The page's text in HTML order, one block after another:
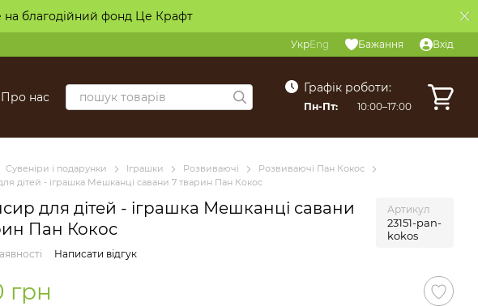
на благодійний фонд Це Крафт
УкрEng Бажання Вхід
Про нас
Графік роботи:
Пн-Пт: 10:00–17:00
Сувеніри і подарунки Іграшки Розвиваючі
Розвиваючі Пан Кокос
дітей - іграшка Мешканці савани 7 тварин Пан Кокос
для дітей - іграшка Мешканці савани
Пан Кокос
Артикул
23151-pan-
kokos
Написати відгук
грн